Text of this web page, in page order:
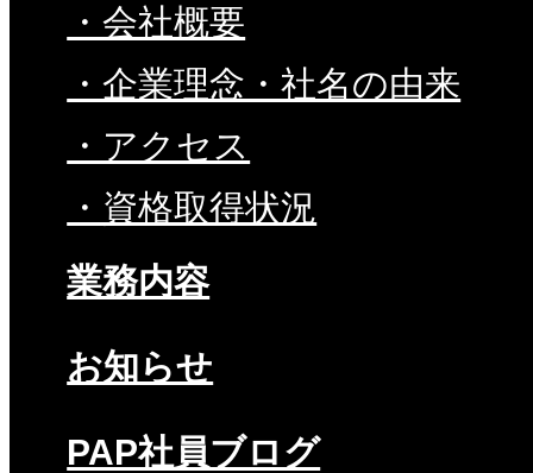
・会社概要
・企業理念・社名の由来
・アクセス
・資格取得状況
業務内容
お知らせ
PAP社員ブログ